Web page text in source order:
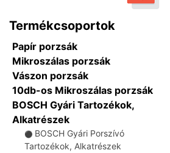
Termékcsoportok
Papír porzsák
Mikroszálas porzsák
Vászon porzsák
10db-os Mikroszálas porzsák
BOSCH Gyári Tartozékok,
Alkatrészek
⚫ BOSCH Gyári Porszívó
Tartozékok, Alkatrészek